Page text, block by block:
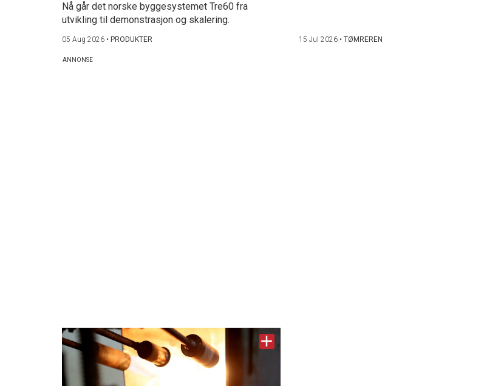
Nå går det norske byggesystemet Tre60 fra
utvikling til demonstrasjon og skalering.
05 Aug 2026 • PRODUKTER 15 Jul 2026• TØMREREN